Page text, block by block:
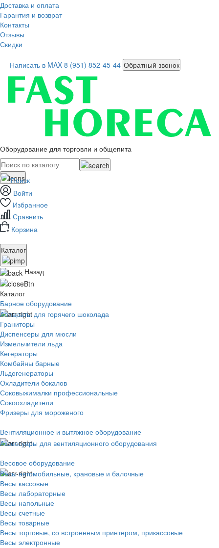
Доставка и оплата
Гарантия и возврат
Контакты
Отзывы
Скидки
Написать в MAX 8 (951) 852-45-44 Обратный звонок
Оборудование для торговли и общепита
Поиск
Войти
Избранное
Сравнить
Корзина
Каталог
Назад
Каталог
Барное оборудование
Аппараты для горячего шоколада
Граниторы
Диспенсеры для мюсли
Измельчители льда
Кегераторы
Комбайны барные
Льдогенераторы
Охладители бокалов
Соковыжималки профессиональные
Сокоохладители
Фризеры для мороженого
Вентиляционное и вытяжное оборудование
Аксессуары для вентиляционного оборудования
Весовое оборудование
Весы автомобильные, крановые и балочные
Весы кассовые
Весы лабораторные
Весы напольные
Весы счетные
Весы товарные
Весы торговые, со встроенным принтером, прикассовые
Весы электронные